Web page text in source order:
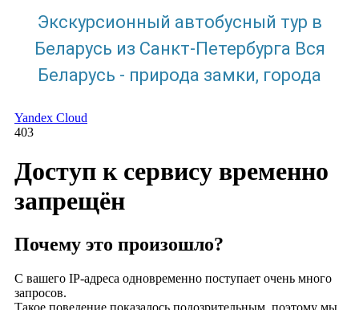
Экскурсионный автобусный тур в
Беларусь из Санкт-Петербурга Вся
Беларусь - природа замки, города